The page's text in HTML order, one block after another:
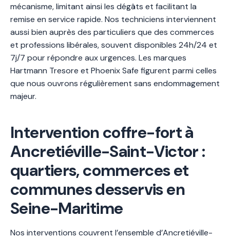
mécanisme, limitant ainsi les dégâts et facilitant la
remise en service rapide. Nos techniciens interviennent
aussi bien auprès des particuliers que des commerces
et professions libérales, souvent disponibles 24h/24 et
7j/7 pour répondre aux urgences. Les marques
Hartmann Tresore et Phoenix Safe figurent parmi celles
que nous ouvrons régulièrement sans endommagement
majeur.
Intervention coffre-fort à
Ancretiéville-Saint-Victor :
quartiers, commerces et
communes desservis en
Seine-Maritime
Nos interventions couvrent l’ensemble d’Ancretiéville-